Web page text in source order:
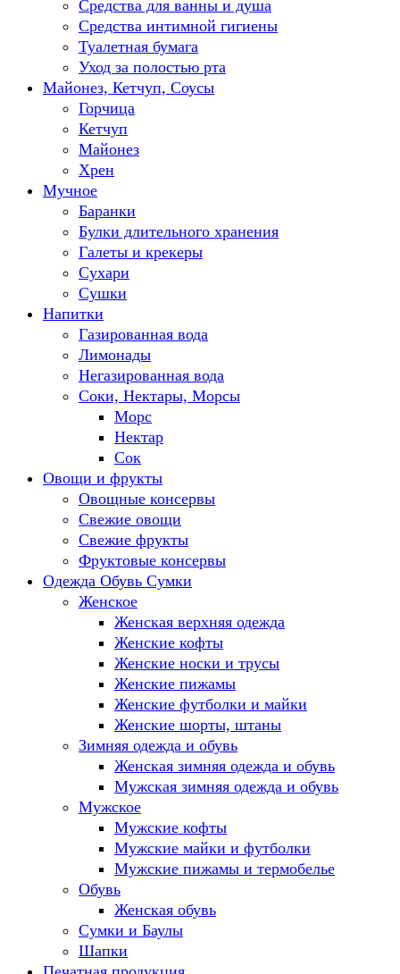
Средства для ванны и душа
Средства интимной гигиены
Туалетная бумага
Уход за полостью рта
Майонез, Кетчуп, Соусы
Горчица
Кетчуп
Майонез
Хрен
Мучное
Баранки
Булки длительного хранения
Галеты и крекеры
Сухари
Сушки
Напитки
Газированная вода
Лимонады
Негазированная вода
Соки, Нектары, Морсы
Морс
Нектар
Сок
Овощи и фрукты
Овощные консервы
Свежие овощи
Свежие фрукты
Фруктовые консервы
Одежда Обувь Сумки
Женское
Женская верхняя одежда
Женские кофты
Женские носки и трусы
Женские пижамы
Женские футболки и майки
Женские шорты, штаны
Зимняя одежда и обувь
Женская зимняя одежда и обувь
Мужская зимняя одежда и обувь
Мужское
Мужские кофты
Мужские майки и футболки
Мужские пижамы и термобелье
Обувь
Женская обувь
Сумки и Баулы
Шапки